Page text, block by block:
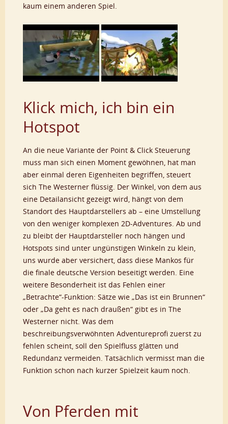
kaum einem anderen Spiel.
Klick mich, ich bin ein
Hotspot
An die neue Variante der Point & Click Steuerung
muss man sich einen Moment gewöhnen, hat man
aber einmal deren Eigenheiten begriffen, steuert
sich The Westerner flüssig. Der Winkel, von dem aus
eine Detailansicht gezeigt wird, hängt von dem
Standort des Hauptdarstellers ab – eine Umstellung
von den weniger komplexen 2D-Adventures. Ab und
zu bleibt der Hauptdarsteller noch hängen und
Hotspots sind unter ungünstigen Winkeln zu klein,
uns wurde aber versichert, dass diese Mankos für
die finale deutsche Version beseitigt werden. Eine
weitere Besonderheit ist das Fehlen einer
„Betrachte“-Funktion: Sätze wie „Das ist ein Brunnen“
oder „Da geht es nach draußen“ gibt es in The
Westerner nicht. Was dem
beschreibungsverwöhnten Adventureprofi zuerst zu
fehlen scheint, soll den Spielfluss glätten und
Redundanz vermeiden. Tatsächlich vermisst man die
Funktion schon nach kurzer Spielzeit kaum noch.
Von Pferden mit